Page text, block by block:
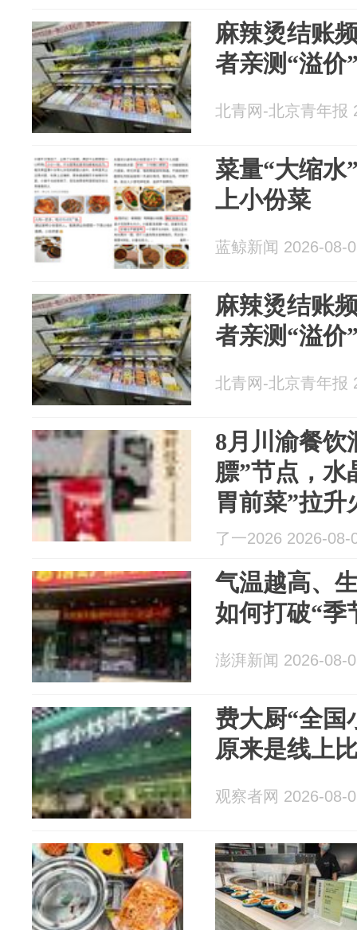
麻辣烫结账
者亲测“溢价
北青网-北京青年报
菜量“大缩水
上小份菜
蓝鲸新闻 2026-08-
麻辣烫结账
者亲测“溢价
北青网-北京青年报
8月川渝餐饮
膘”节点，水
胃前菜”拉升
了一2026 2026-08-
气温越高、
如何打破“季
澎湃新闻 2026-08-
费大厨“全国
原来是线上
观察者网 2026-08-